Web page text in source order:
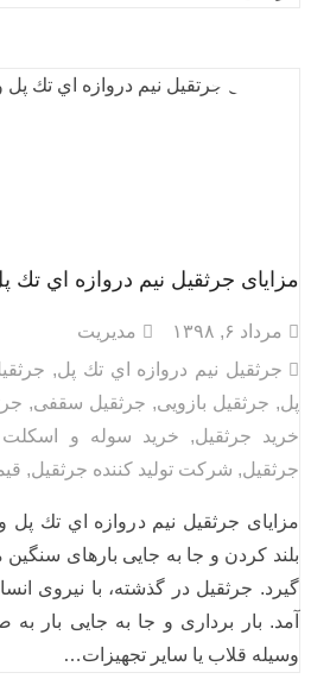
مزایای جرثقيل نيم دروازه اي تك
مرداد ۶, ۱۳۹۸
مدیریت
جرثقيل نيم دروازه اي تك پل,
پل, جرثقیل بازویی, جرثقیل سقفی,
خرید جرثقیل, خرید سوله و
جرثقیل, شرکت تولید کننده جرثقیل,
مزایای جرثقيل نيم دروازه اي تك پل
بلند کردن و جا به‌ جایی بارهای
گیرد. جرثقیل در گذشته، با نیروی
آمد. بار برداری و جا به‌ جایی بار
وسیله قلاب یا سایر تجهیزات…